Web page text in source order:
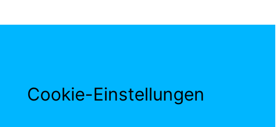
Cookie-Einstellungen